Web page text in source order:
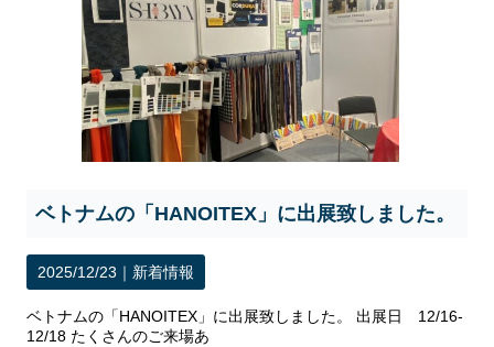
ベトナムの「HANOITEX」に出展致しました。
2025/12/23｜ 新着情報
ベトナムの「HANOITEX」に出展致しました。 出展日 12/16-
12/18 たくさんのご来場あ